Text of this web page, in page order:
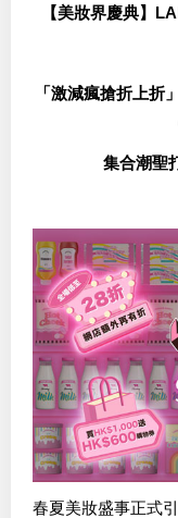
【美妝界慶典】
「激減瘋搶折上折
集合潮聖
春夏美妝盛事正式